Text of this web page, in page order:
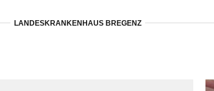
LANDESKRANKENHAUS BREGENZ